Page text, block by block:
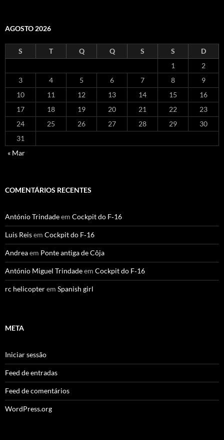
AGOSTO 2026
S T Q Q S S
D
1
2
3
4 5 6 7 8
9
10
11 12 13 14 15
16
17
18 19 20 21 22
23
24
25 26 27 28 29
30
31
« Mar
COMENTÁRIOS RECENTES
António Trindadeem Cockpit do F‑16
Luis Reisem Cockpit do F‑16
Andreaem Ponte antiga de Côja
António Miguel Trindadeem Cockpit do F‑16
rc helicopterem Spanish girl
META
Iniciar sessão
Feed de entradas
Feed de comentários
WordPress.org